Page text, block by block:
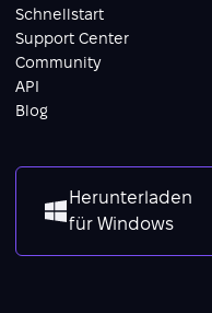
Schnellstart
Support Center
Community
API
Blog
Herunterladen
für Windows